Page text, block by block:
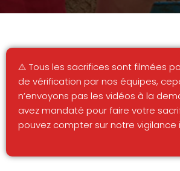
⚠️ Tous les sacrifices sont filmées
de vérification par nos équipes,
n’envoyons pas les vidéos à la
avez mandaté pour faire votre
pouvez compter sur notre vigilance